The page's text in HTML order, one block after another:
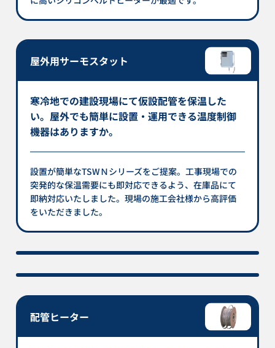
屋外用サーモスタット
寒冷地での建設現場にて仮設配管を保温した
い。屋外でも簡単に設置・運用できる温度制御
機器はありますか。
設置が簡単なTSWＮシリーズをご提案。工事現場での
突発的な保温需要にも即対応できるよう、在庫品にて
即納対応いたしました。現場の施工会社様から高評価
をいただきました。
配管ヒーター